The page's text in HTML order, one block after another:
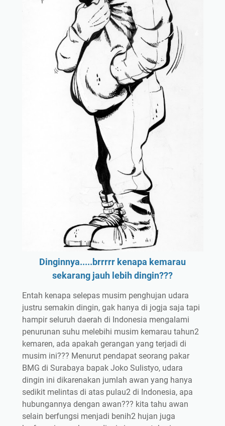
Dinginnya.....brrrrr kenapa kemarau
sekarang jauh lebih dingin???
Entah kenapa selepas musim penghujan udara
justru semakin dingin, gak hanya di jogja saja tapi
hampir seluruh daerah di Indonesia mengalami
penurunan suhu melebihi musim kemarau tahun2
kemaren, ada apakah gerangan yang terjadi di
musim ini??? Menurut pendapat seorang pakar
BMG di Surabaya bapak Joko Sulistyo, udara
dingin ini dikarenakan jumlah awan yang hanya
sedikit melintas di atas pulau2 di Indonesia, apa
hubungannya dengan awan??? kita tahu awan
selain berfungsi menjadi benih2 hujan juga